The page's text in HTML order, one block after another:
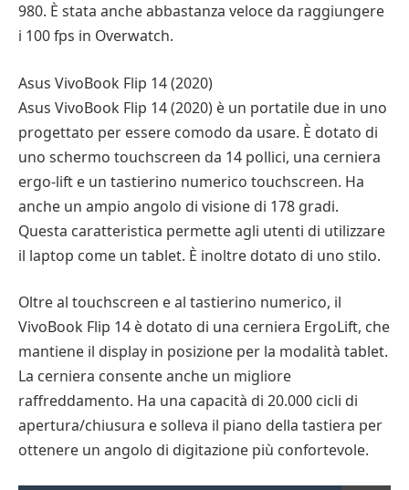
980. È stata anche abbastanza veloce da raggiungere
i 100 fps in Overwatch.
Asus VivoBook Flip 14 (2020)
Asus VivoBook Flip 14 (2020) è un portatile due in uno
progettato per essere comodo da usare. È dotato di
uno schermo touchscreen da 14 pollici, una cerniera
ergo-lift e un tastierino numerico touchscreen. Ha
anche un ampio angolo di visione di 178 gradi.
Questa caratteristica permette agli utenti di utilizzare
il laptop come un tablet. È inoltre dotato di uno stilo.
Oltre al touchscreen e al tastierino numerico, il
VivoBook Flip 14 è dotato di una cerniera ErgoLift, che
mantiene il display in posizione per la modalità tablet.
La cerniera consente anche un migliore
raffreddamento. Ha una capacità di 20.000 cicli di
apertura/chiusura e solleva il piano della tastiera per
ottenere un angolo di digitazione più confortevole.